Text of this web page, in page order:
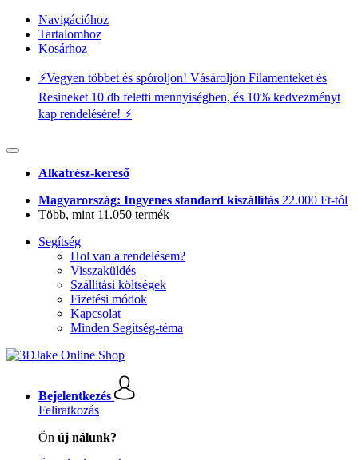
Navigációhoz
Tartalomhoz
Kosárhoz
⚡️Vegyen többet és spóroljon! Vásároljon Filamenteket és
Resineket 10 db feletti mennyiségben, és 10% kedvezményt
kap rendelésére! ⚡️
Alkatrész-kereső
Magyarország: Ingyenes standard kiszállítás 22.000 Ft-tól
Több, mint 11.050 termék
Segítség
Hol van a rendelésem?
Visszaküldés
Szállítási költségek
Fizetési módok
Kapcsolat
Minden Segítség-téma
Bejelentkezés
Feliratkozás
Ön új nálunk?